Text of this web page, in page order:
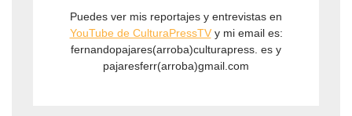
Puedes ver mis reportajes y entrevistas en
YouTube de CulturaPressTVy mi email es:
fernandopajares(arroba)culturapress. es y
pajaresferr(arroba)gmail.com